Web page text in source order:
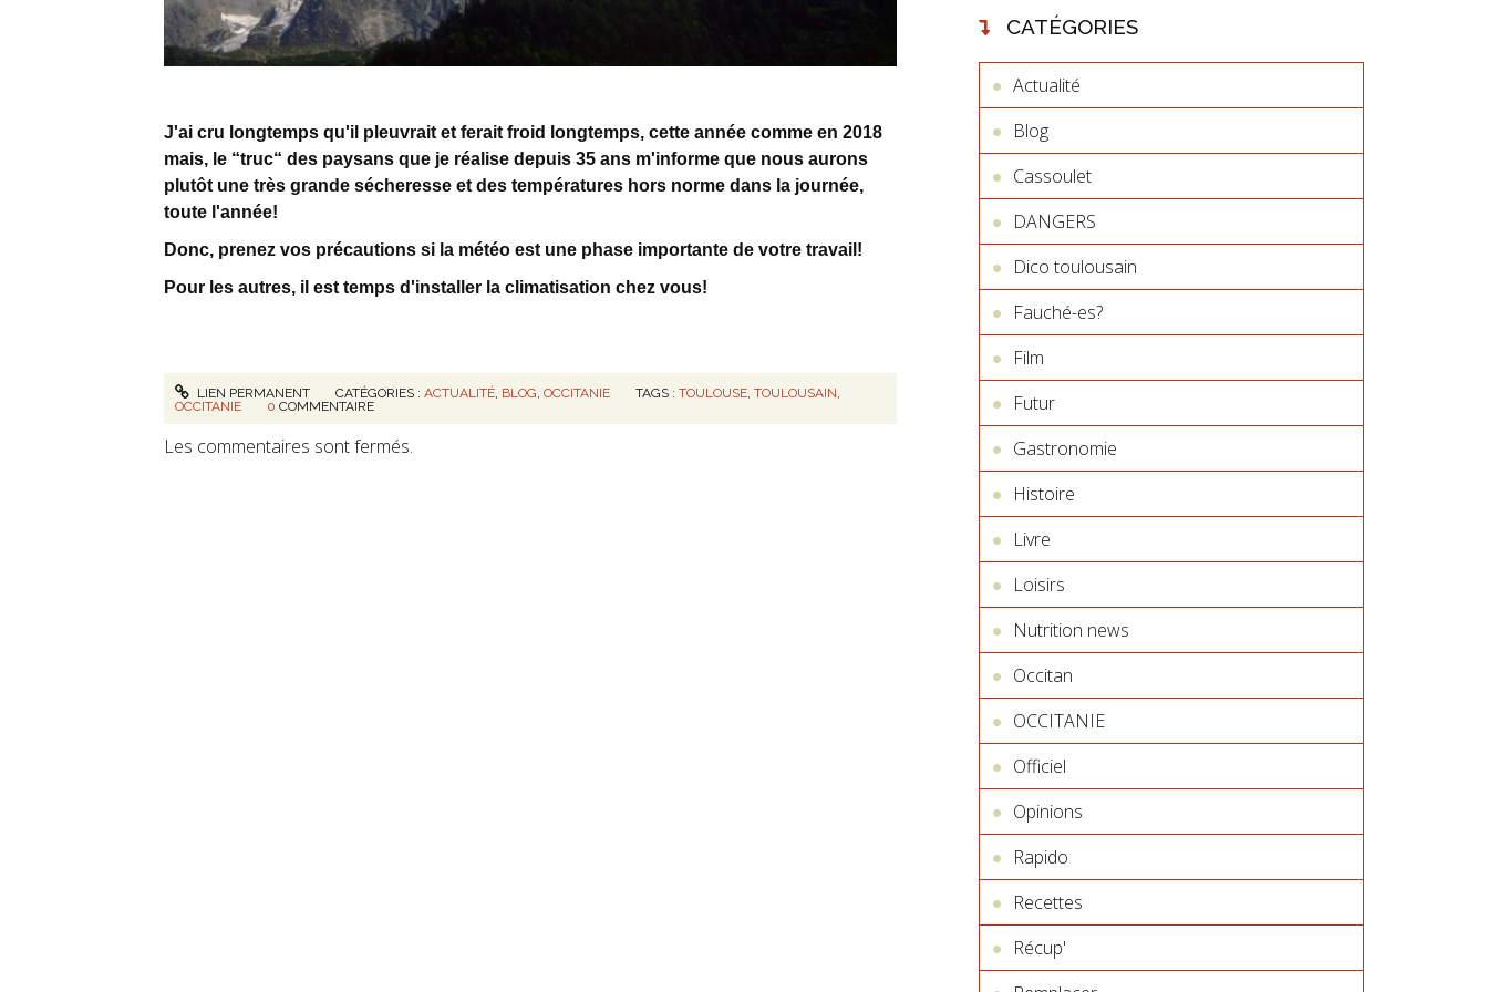
J'ai cru longtemps qu'il pleuvrait et ferait froid longtemps, cette année comme en 2018
mais, le “truc“ des paysans que je réalise depuis 35 ans m'informe que nous aurons
plutôt une très grande sécheresse et des températures hors norme dans la journée,
toute l'année!
Donc, prenez vos précautions si la météo est une phase importante de votre travail!
Pour les autres, il est temps d'installer la climatisation chez vous!
LIEN PERMANENT CATÉGORIES :ACTUALITÉ, BLOG,OCCITANIE TAGS :TOULOUSE,TOULOUSAIN,
OCCITANIE
0 COMMENTAIRE
Les commentaires sont fermés.
CATÉGORIES
Actualité
Blog
Cassoulet
DANGERS
Dico toulousain
Fauché-es?
Film
Futur
Gastronomie
Histoire
Livre
Loisirs
Nutrition news
Occitan
OCCITANIE
Officiel
Opinions
Rapido
Recettes
Récup'